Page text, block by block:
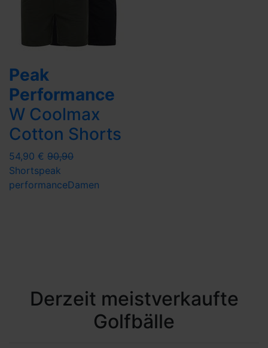
Peak
Performance
W Coolmax
Cotton Shorts
54,90 € 90,90
Shortspeak
performanceDamen
Derzeit meistverkaufte
Golfbälle